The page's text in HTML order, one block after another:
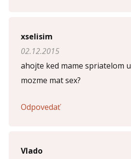
xselisim
02.12.2015
ahojte ked mame spriatelom
mozme mat sex?
Odpovedať
Vlado